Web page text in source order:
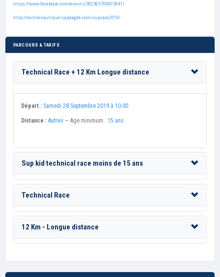
https://www.facebook.com/events/392365708003041/
http://centrenautique-capdagde.com/suprace2019/
PARCOURS & TARIFS
Technical Race + 12 Km Longue distance
Départ : Samedi 28 Septembre 2019 à 10:00
Distance : Autres — Age minimum : 15 ans
Sup kid technical race moins de 15 ans
Technical Race
12 Km - Longue distance